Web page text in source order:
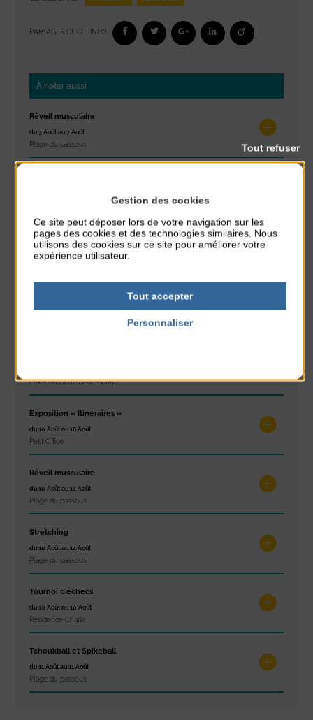
PARTAGER CETTE INFO :
À noter aussi
Réveil musculaire
du 3 Août au 7 Août
Plage du passous
Concours de châteaux de sable
du 7 Août au 7 Août
Plage du passous
du 9 Août au 9 Août
Place du Général de Gaulle
Exposition « Itinéraires »
du 10 Août au 16 Août
Petit Office
Réveil musculaire
du 10 Août au 14 Août
Plage du passous
Stretching
du 10 Août au 14 Août
Plage du passous
Tournoi d’échecs
du 10 Août au 10 Août
Résidence Challe
Tchoukball et Spikeball
du 11 Août au 11 Août
Plage du passous
Gestion des cookies
Ce site peut déposer lors de votre navigation sur les
pages des cookies et des technologies similaires. Nous
utilisons des cookies sur ce site pour améliorer votre
expérience utilisateur.
Tout accepter
Tout refuser
Personnaliser